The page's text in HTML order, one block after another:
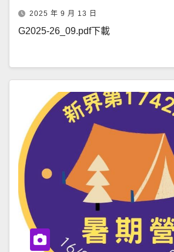
2025 年 9 月 13 日
G2025-26_09.pdf下載